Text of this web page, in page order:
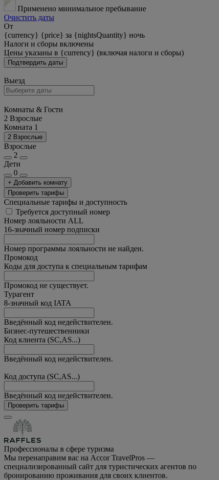
Применено минимальное пребывание
Очистить даты
От
{currency} {price} за {nightsQuantity} ночь
Налоги и сборы включены
Цены указаны в {currency} (включая налоги и сборы)
Подтвердить даты
Выезд
Комнаты & Гости
2 Взрослые
Комната 1
2 Взрослые
Взрослые
2
Дети
0
+ Добавить комнату
Проверить тарифы
Специальные тарифы и доступность
Требуется доступный номер
Номер лояльности ALL
16-значный номер подписки
Номер программы лояльности не найден.
Промокод
Коды для доступа к специальным тарифам
Промокод не существует.
Турагент
8-значный код IATA
Введённый код недействителен.
Бизнес-путешественники
Код клиента (SC,AS...)
Введённый код недействителен.
Код доступа (SC,AS...)
Введённый код недействителен.
Проверить тарифы
Профессионалы в сфере туризма
Мы перенаправим вас на Accor TravelPros —
специализированный сайт для туристических агентов по
бронированию проживания для своих клиентов.